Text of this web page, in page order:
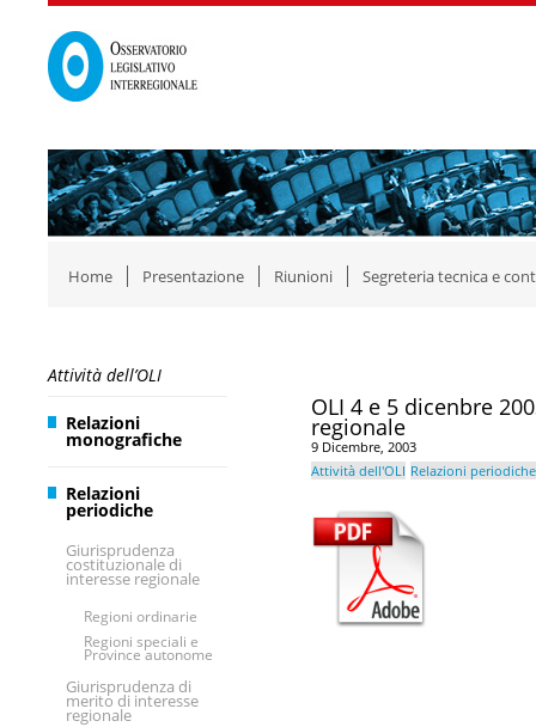
Home Presentazione Riunioni Segreteria tecnica e
Attività dell’OLI
Relazioni
monografiche
Relazioni
periodiche
Giurisprudenza
costituzionale di
interesse regionale
Regioni ordinarie
Regioni speciali e
Province autonome
Giurisprudenza di
merito di interesse
regionale
OLI 4 e 5 dicenbre
regionale
9 Dicembre, 2003
Attività dell'OLI Relazioni periodiche